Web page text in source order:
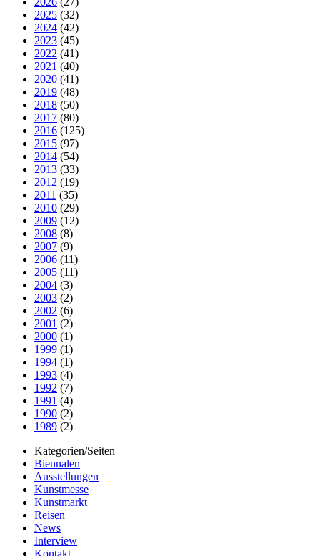
2025 (32)
2024 (42)
2023 (45)
2022 (41)
2021 (40)
2020 (41)
2019 (48)
2018 (50)
2017 (80)
2016 (125)
2015 (97)
2014 (54)
2013 (33)
2012 (19)
2011 (35)
2010 (29)
2009 (12)
2008 (8)
2007 (9)
2006 (11)
2005 (11)
2004 (3)
2003 (2)
2002 (6)
2001 (2)
2000 (1)
1999 (1)
1994 (1)
1993 (4)
1992 (7)
1991 (4)
1990 (2)
1989 (2)
Kategorien/Seiten
Biennalen
Ausstellungen
Kunstmesse
Kunstmarkt
Reisen
News
Interview